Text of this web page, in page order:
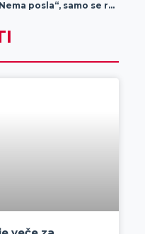
„Nema posla“, samo se razgleda – zrenjaninski buvljak